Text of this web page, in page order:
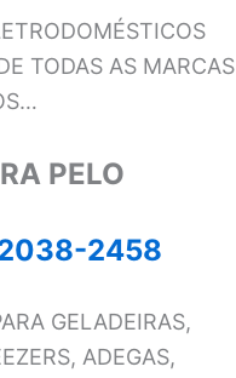
TODAS AS MARCAS
PELO
2458
GELADEIRAS,
ADEGAS,